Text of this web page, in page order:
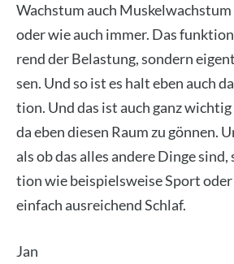
Wachs­tum auch
oder wie auch immer. Das
rend der Belas­tung, son­dern
sen. Und so ist es halt eben auch
ti­on. Und das ist auch ganz
da eben die­sen Raum zu gön­nen.
als ob das alles ande­re Din­ge
ti­on wie bei­spiels­wei­se Sport oder
ein­fach aus­rei­chend Schlaf.
Jan